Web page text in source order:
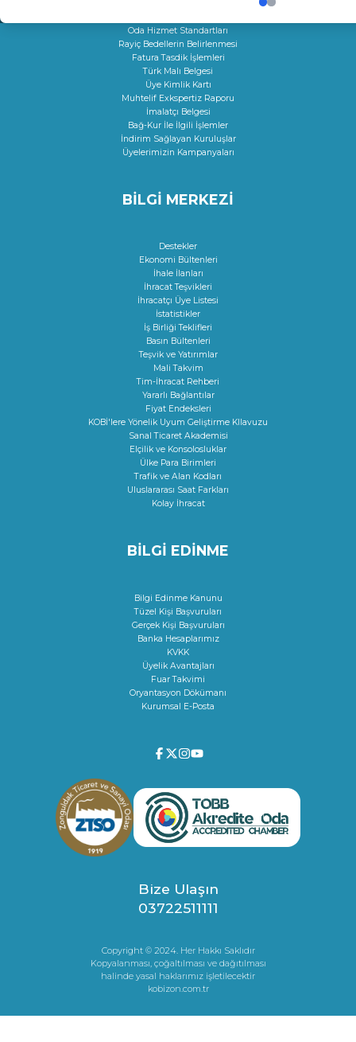
Oda Hizmet Standartları
Rayiç Bedellerin Belirlenmesi
Fatura Tasdik İşlemleri
Türk Malı Belgesi
Üye Kimlik Kartı
Muhtelif Exkspertiz Raporu
İmalatçı Belgesi
Bağ-Kur İle İlgili İşlemler
İndirim Sağlayan Kuruluşlar
Üyelerimizin Kampanyaları
BİLGİ MERKEZİ
Destekler
Ekonomi Bültenleri
İhale İlanları
İhracat Teşvikleri
İhracatçı Üye Listesi
İstatistikler
İş Birliği Teklifleri
Basın Bültenleri
Teşvik ve Yatırımlar
Mali Takvim
Tim-İhracat Rehberi
Yararlı Bağlantılar
Fiyat Endeksleri
KOBİ'lere Yönelik Uyum Geliştirme KIlavuzu
Sanal Ticaret Akademisi
Elçilik ve Konsolosluklar
Ülke Para Birimleri
Trafik ve Alan Kodları
Uluslararası Saat Farkları
Kolay İhracat
BİLGİ EDİNME
Bilgi Edinme Kanunu
Tüzel Kişi Başvuruları
Gerçek Kişi Başvuruları
Banka Hesaplarımız
KVKK
Üyelik Avantajları
Fuar Takvimi
Oryantasyon Dökümanı
Kurumsal E-Posta
Bize Ulaşın
03722511111
Copyright © 2024. Her Hakkı Saklıdır
Kopyalanması, çoğaltılması ve dağıtılması
halinde yasal haklarımız işletilecektir
kobizon.com.tr